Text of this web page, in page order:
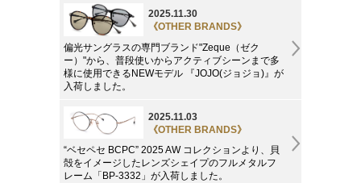
2025.11.30
《OTHER BRANDS》
偏光サングラスの専門ブランド"Zeque（ゼク
ー）"から、普段使いからアクティブシーンまで多
様に使用できるNEWモデル 『JOJO(ジョジョ)』が
入荷しました。
2025.11.03
《OTHER BRANDS》
“ベセペセ BCPC” 2025 AW コレクションより、貝
殻をイメージしたレンズシェイプのフルメタルフ
レーム「BP-3332」が入荷しました。